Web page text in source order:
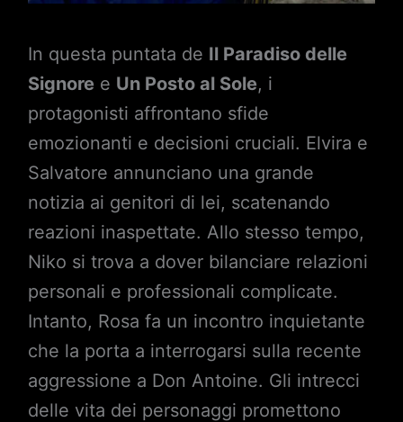
In questa puntata de Il Paradiso delle
Signore e Un Posto al Sole, i
protagonisti affrontano sfide
emozionanti e decisioni cruciali. Elvira e
Salvatore annunciano una grande
notizia ai genitori di lei, scatenando
reazioni inaspettate. Allo stesso tempo,
Niko si trova a dover bilanciare relazioni
personali e professionali complicate.
Intanto, Rosa fa un incontro inquietante
che la porta a interrogarsi sulla recente
aggressione a Don Antoine. Gli intrecci
delle vita dei personaggi promettono